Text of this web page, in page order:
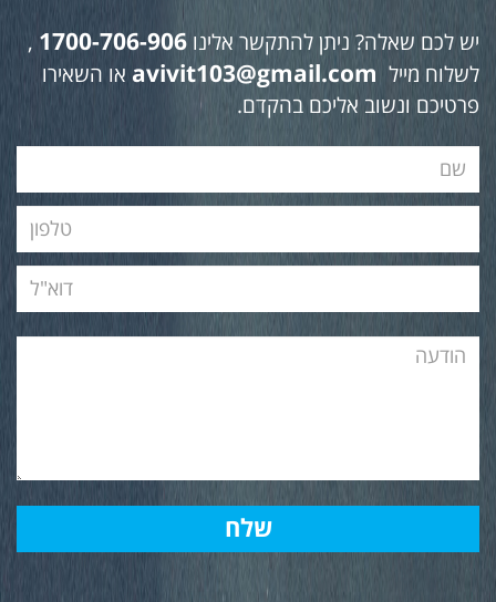
יש לכם שאלה? ניתן להתקשר אלינו 1700-706-906
,
לשלוח מייל avivit103@gmail.com או השאירו
פרטיכם ונשוב אליכם בהקדם.